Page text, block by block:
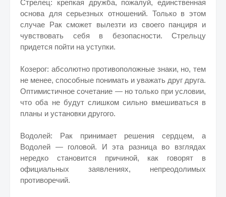
Стрелец: крепкая дружба, пожалуй, единственная
основа для серьезных отношений. Только в этом
случае Рак сможет вылезти из своего панциря и
чувствовать себя в безопасности. Стрельцу
придется пойти на уступки.
Козерог: абсолютно противоположные знаки, но, тем
не менее, способные понимать и уважать друг друга.
Оптимистичное сочетание — но только при условии,
что оба не будут слишком сильно вмешиваться в
планы и установки другого.
Водолей: Рак принимает решения сердцем, а
Водолей — головой. И эта разница во взглядах
нередко становится причиной, как говорят в
официальных заявлениях, непреодолимых
противоречий.